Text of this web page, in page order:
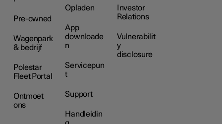
Pre-owned
Wagenpark
& bedrijf
Polestar
Fleet Portal
Ontmoet
ons
Opladen
App
downloade
n
Servicepun
t
Support
Handleidin
Investor
Relations
Vulnerabilit
y
disclosure